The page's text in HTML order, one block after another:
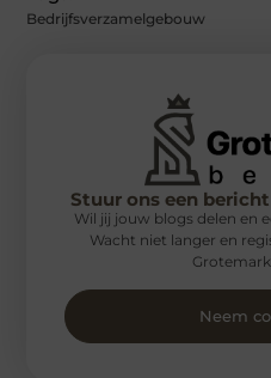
Bedrijfsverzamelgebouw
Stuur ons een
Wil jij jouw blogs delen en
Wacht niet langer en
Neem